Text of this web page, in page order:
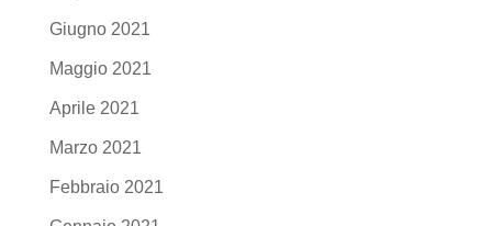
Giugno 2021
Maggio 2021
Aprile 2021
Marzo 2021
Febbraio 2021